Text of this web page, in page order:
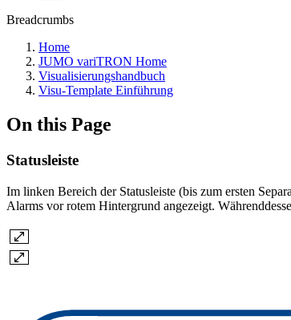
Breadcrumbs
Home
JUMO variTRON Home
Visualisierungshandbuch
Visu-Template Einführung
On this Page
Statusleiste
Im linken Bereich der Statusleiste (bis zum ersten
Alarms vor rotem Hintergrund angezeigt.